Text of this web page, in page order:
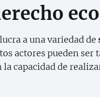
a una variedad de
actores pueden ser
la capacidad de